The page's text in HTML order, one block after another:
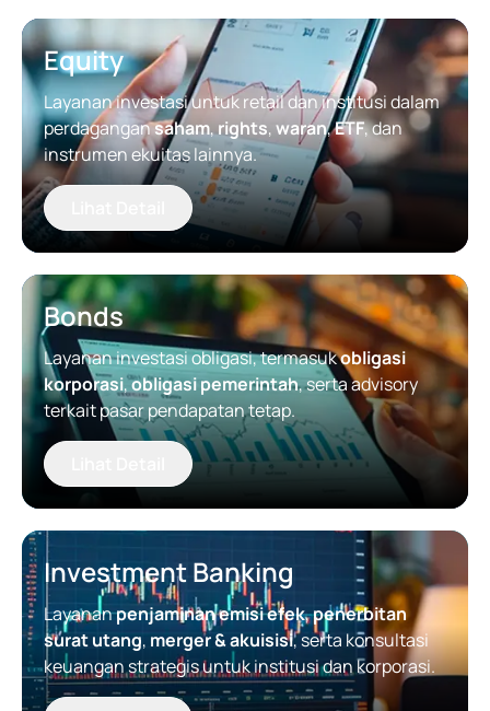
Equity
Layanan investasi untuk retail dan institusi dalam
perdagangansaham,rights,waran,ETF, dan
instrumen ekuitas lainnya.
Bonds
Layanan investasi obligasi, termasukobligasi
korporasi,obligasi pemerintah, serta advisory
terkait pasar pendapatan tetap.
Investment Banking
Layananpenjaminan emisi efek,penerbitan
surat utang, merger & akuisisi, serta konsultasi
keuangan strategis untuk institusi dan korporasi.